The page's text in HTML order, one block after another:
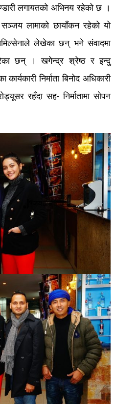
लगायतको अभिनय रहेको छ ।
लामाको छायाँकन रहेको यो
लेखेका छन् भने संवादमा
छन् । खगेन्द्र श्रेष्ठ र इन्दु
निर्माता बिनोद अधिकारी
रहँदा सह- निर्मातामा सोपन